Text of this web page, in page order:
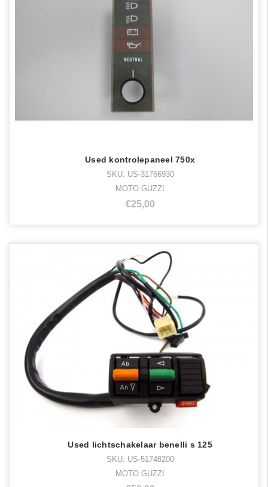
Used kontrolepaneel 750x
SKU: US-31766930
MOTO GUZZI
€25,00
Used lichtschakelaar benelli s 125
SKU: US-51748200
MOTO GUZZI